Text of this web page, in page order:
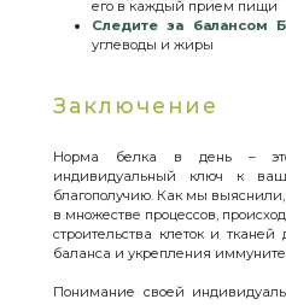
его в каждый прием пищи
Следите за балансом
углеводы и жиры
Заключение
Норма белка в день –
индивидуальный ключ к
благополучию. Как мы
в множестве процессов,
строительства клеток и тканей
баланса и укрепления
Понимание своей